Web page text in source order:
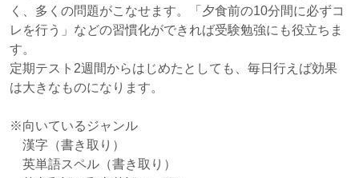
く、多くの問題がこなせます。「夕食前の10分間に必ずコ
レを行う」などの習慣化ができれば受験勉強にも役立ちま
す。
定期テスト2週間からはじめたとしても、毎日行えば効果
は大きなものになります。
※向いているジャンル
漢字（書き取り）
英単語スペル（書き取り）